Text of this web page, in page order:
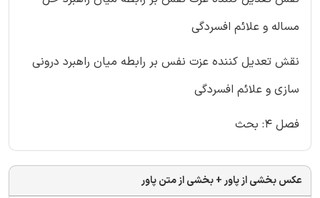
مساله و علائم افسردگی
نقش تعدیل کننده عزت نفس بر رابطه میان راهبرد درونی
سازی و علائم افسردگی
فصل 4: بحث
عکس بخشی از پاور + بخشی از متن پاور